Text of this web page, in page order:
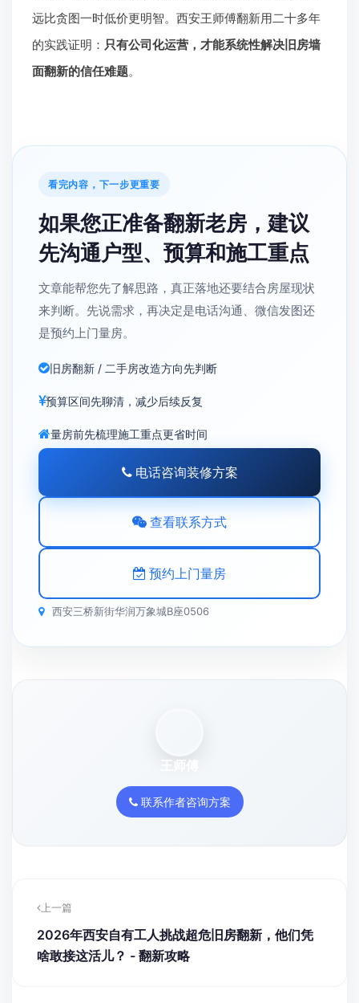
远比贪图一时低价更明智。西安王师傅翻新用二十多年
的实践证明： 只有公司化运营，才能系统性解决旧房墙
面翻新的信任难题。
看完内容，下一步更重要
如果您正准备翻新老房，建议
先沟通户型、预算和施工重点
文章能帮您先了解思路，真正落地还要结合房屋现状
来判断。先说需求，再决定是电话沟通、微信发图还
是预约上门量房。
旧房翻新 / 二手房改造方向先判断
预算区间先聊清，减少后续反复
量房前先梳理施工重点更省时间
电话咨询装修方案
查看联系方式
预约上门量房
西安三桥新街华润万象城B座0506
王师傅
联系作者咨询方案
上一篇
2026年西安自有工人挑战超危旧房翻新，他们凭
啥敢接这活儿？ - 翻新攻略